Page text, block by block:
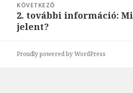
KÖVETKEZŐ
Következő
bejegyzések:
2. további információ:
jelent?
Proudly powered by WordPress